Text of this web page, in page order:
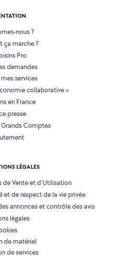
nous ?
ça marche ?
Pro
demandes
services
collaborative »
en France
presse
Grands Comptes
LÉGALES
de Vente et d'Utilisation
de respect de la vie privée
annonces et contrôle des avis
légales
de matériel
de services